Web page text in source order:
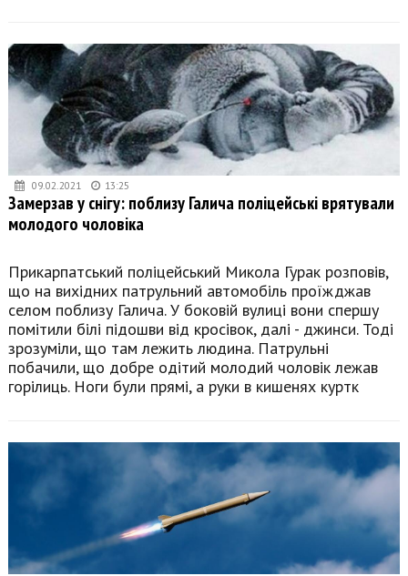
09.02.2021 13:25
Замерзав у снігу: поблизу Галича поліцейські врятували
молодого чоловіка
Прикарпатський поліцейський Микола Гурак розповів,
що на вихідних патрульний автомобіль проїжджав
селом поблизу Галича. У боковій вулиці вони спершу
помітили білі підошви від кросівок, далі - джинси. Тоді
зрозуміли, що там лежить людина. Патрульні
побачили, що добре одітий молодий чоловік лежав
горілиць. Ноги були прямі, а руки в кишенях куртк